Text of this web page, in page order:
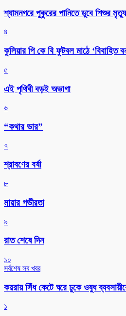
শ্যামনগরে পুকুরের পানিতে ডুবে শিশুর মৃত্যু
৪
কুলিয়ার পি কে বি ফুটবল মাঠে ‘বিবাহিত
৫
এই পৃথিবী বড়ই অভাগা
৬
“কথার ভার”
৭
শ্রাবণের বর্ষা
৮
মায়ার গভীরতা
৯
রাত শেষে দিন
১০
সর্বশেষ সব খবর
কয়রায় সিঁধ কেটে ঘরে ঢুকে ওষুধ
১